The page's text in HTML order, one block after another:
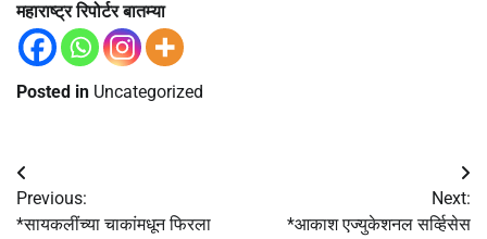
महाराष्ट्र रिपोर्टर बातम्या
Posted in Uncategorized
Post
navigation
Previous:
*सायकलींच्या चाकांमधून फिरला
Next:
*आकाश एज्युकेशनल सर्व्हिसेस